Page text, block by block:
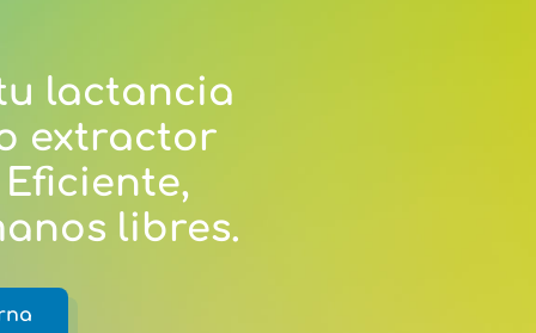
lactancia
extractor
Eficiente,
libres.